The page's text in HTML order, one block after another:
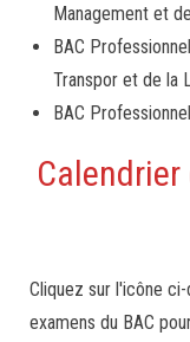
Management et
BAC
Transpor et de la
BAC
Cliquez sur l'icône
examens du BAC